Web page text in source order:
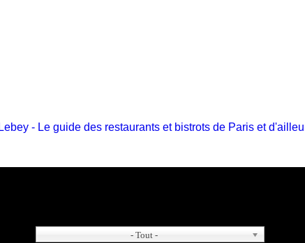
- Tout -
- Tout -